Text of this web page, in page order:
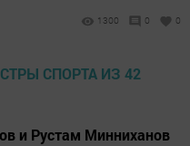
1300 0 0
и Рустам Минниханов